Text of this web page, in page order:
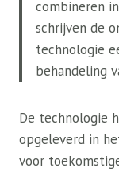
combineren
schrijven de
technologie
behandeling
De technologie
opgeleverd in
voor